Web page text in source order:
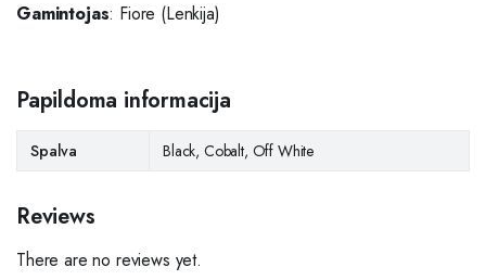
Gamintojas: Fiore (Lenkija)
Papildoma informacija
Spalva Black, Cobalt, Off White
Reviews
There are no reviews yet.